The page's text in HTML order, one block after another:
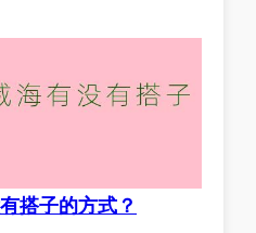
搭子的方式？